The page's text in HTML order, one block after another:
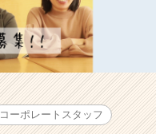
コーポレートスタッフ